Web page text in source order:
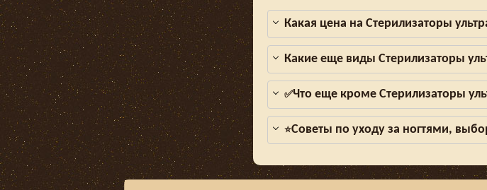
Какая цена на Стерилизаторы
Какие еще виды Стерилизаторы
✅Что еще кроме Стерилизаторы
⭐Советы по уходу за ногтями,